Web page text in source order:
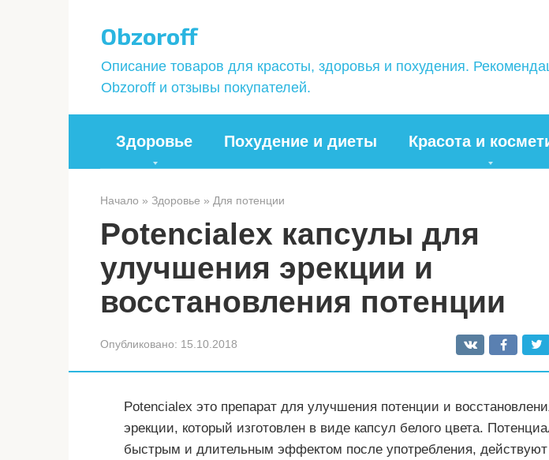
Obzoroff
Описание товаров для красоты, здоровья и похудения.
Obzoroff и отзывы покупателей.
Здоровье Похудение и диеты Красота и
Начало » Здоровье » Для потенции
Potencialex капсулы для
улучшения эрекции и
восстановления потенции
Опубликовано: 15.10.2018
Potencialex это препарат для улучшения потенции и
эрекции, который изготовлен в виде капсул белого цвета.
быстрым и длительным эффектом после употребления, действуют